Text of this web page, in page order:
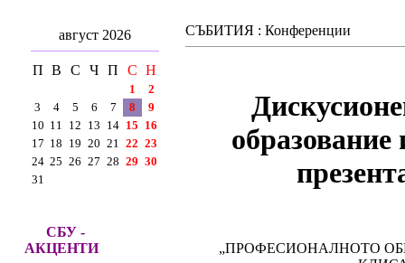
август 2026
П В С Ч П С Н
1
2
3
4 5 6 7 8
9
10 11 12 13 14 15 16
17 18 19 20 21 22 23
24 25 26 27 28 29 30
31
СБУ -
АКЦЕНТИ
СЪБИТИЯ : Конференции
„ПРОФЕСИОНАЛНОТО